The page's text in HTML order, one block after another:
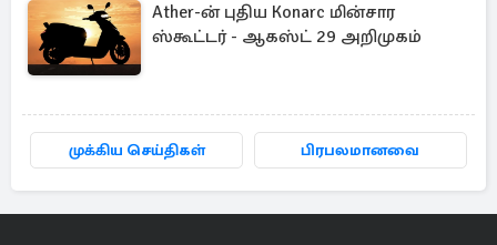
Ather-ன் புதிய Konarc மின்சார
ஸ்கூட்டர் - ஆகஸ்ட் 29 அறிமுகம்
முக்கிய செய்திகள் பிரபலமானவை